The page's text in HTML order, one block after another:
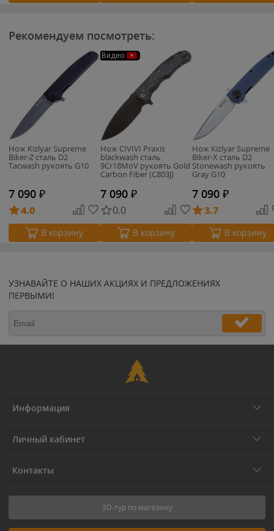
Рекомендуем посмотреть:
Нож Kizlyar Supreme
Biker-Z сталь D2
Tacwash рукоять G10
7 090 ₽
4.0
В корзину
Видео
Нож CIVIVI Praxis
blackwash сталь
9Cr18MoV рукоять Gold
Carbon Fiber (C803J)
7 090 ₽
0.0
В корзину
Нож Kizlyar Supreme
Biker-X сталь D2
Stonewash рукоять
Gray G10
7 090 ₽
3.7
В корзину
УЗНАВАЙТЕ О НАШИХ АКЦИЯХ И ПРЕДЛОЖЕНИЯХ
ПЕРВЫМИ!
Информация
Личный кабинет
Контакты
3D-тур по магазину